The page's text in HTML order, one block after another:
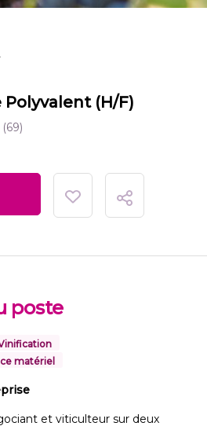
(H/F)
(69)
poste
matériel
et viticulteur sur deux